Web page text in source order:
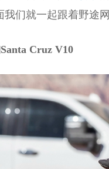
我们就一起跟着野途
Cruz V10